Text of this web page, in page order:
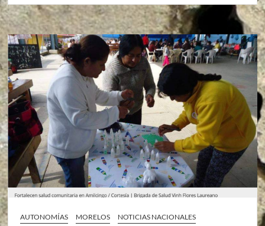
AUTONOMÍAS MORELOS
NOTICIAS NACIONALES